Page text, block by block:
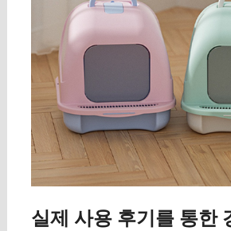
실제 사용 후기를 통한